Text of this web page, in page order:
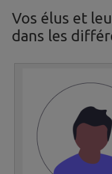
Vos élus et
dans les